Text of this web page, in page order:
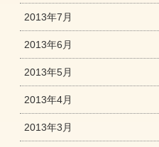
2013年7月
2013年6月
2013年5月
2013年4月
2013年3月